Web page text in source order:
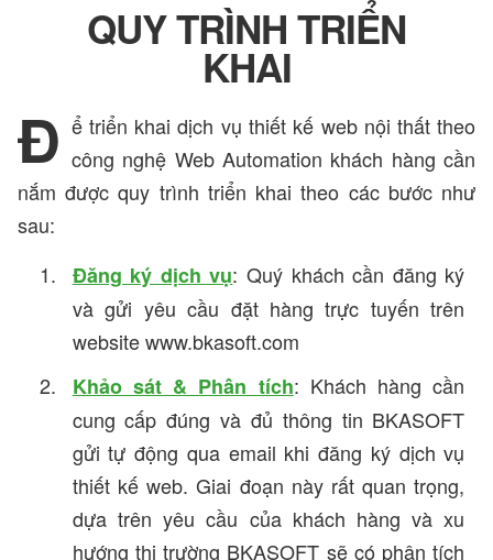
QUY TRÌNH TRIỂN
KHAI
Đ ể triển khai dịch vụ thiết kế web nội thất theo
công nghệ Web Automation khách hàng cần
nắm được quy trình triển khai theo các bước như
sau:
Đăng ký dịch vụ: Quý khách cần đăng ký
và gửi yêu cầu đặt hàng trực tuyến trên
website www.bkasoft.com
Khảo sát & Phân tích: Khách hàng cần
cung cấp đúng và đủ thông tin BKASOFT
gửi tự động qua email khi đăng ký dịch vụ
thiết kế web. Giai đoạn này rất quan trọng,
dựa trên yêu cầu của khách hàng và xu
hướng thị trường BKASOFT sẽ có phân tích